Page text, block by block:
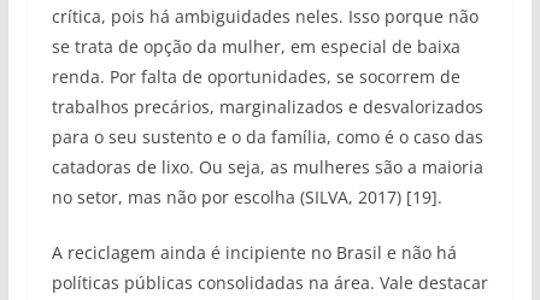
crítica, pois há ambiguidades neles. Isso porque não
se trata de opção da mulher, em especial de baixa
renda. Por falta de oportunidades, se socorrem de
trabalhos precários, marginalizados e desvalorizados
para o seu sustento e o da família, como é o caso das
catadoras de lixo. Ou seja, as mulheres são a maioria
no setor, mas não por escolha (SILVA, 2017) [19].
A reciclagem ainda é incipiente no Brasil e não há
políticas públicas consolidadas na área. Vale destacar